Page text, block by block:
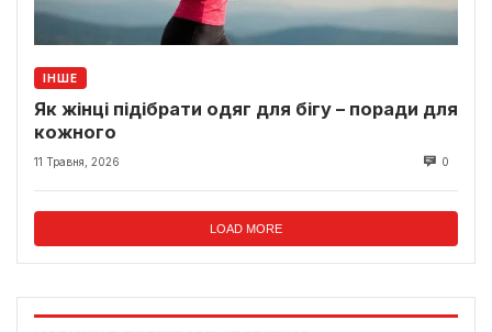
ІНШЕ
Як жінці підібрати одяг для бігу – поради для
кожного
11 Травня, 2026 0
LOAD MORE